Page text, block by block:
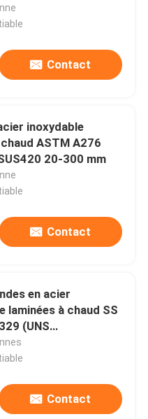
Contact
inoxydable
ASTM A276
20-300 mm
Contact
en acier
laminées à chaud SS
(UNS
Contact